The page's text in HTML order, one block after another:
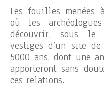
Les fouilles menées à
où les
découvrir, sous le
vestiges d’un site
5000 ans, dont une
apporteront sans
ces relations.